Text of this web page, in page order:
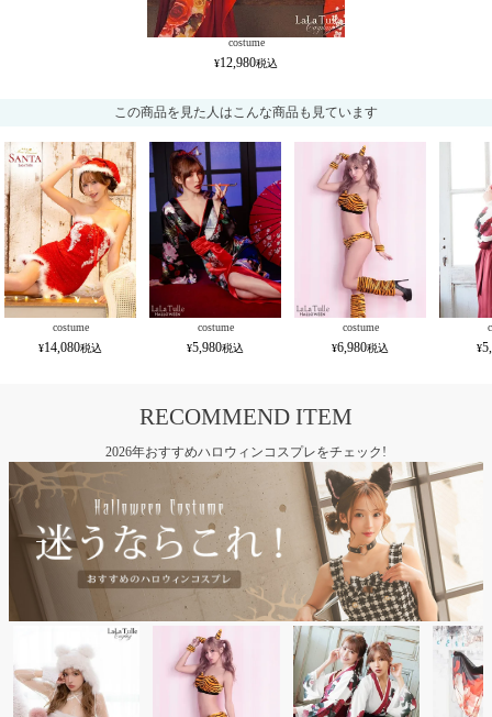
costume
12,980
この商品を見た人はこんな商品も見ています
costume
14,080
costume
5,980
costume
6,980
RECOMMEND ITEM
2026年おすすめハロウィンコスプレをチェック!